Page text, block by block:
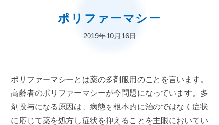
ポリファーマシー
2019年10月16日
ポリファーマシーとは薬の多剤服用のことを言います。
高齢者のポリファーマシーが今問題になっています。多
剤投与になる原因は、病態を根本的に治のではなく症状
に応じて薬を処方し症状を抑えることを主眼においてい